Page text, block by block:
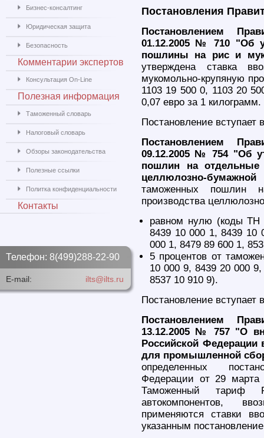
Постановления
Постановлением
01.12.2005 № 710 "Об
пошлины на рис и
утверждена ставка
мукомольно-крупяную
1103 19 500 0, 1103 20
0,07 евро за 1 килограмм.
Постановление вступает
Постановлением
09.12.2005 № 754 "Об
пошлин на отдельные
целлюлозно-бумажной
таможенных пошлин
производства
равном нулю (коды
8439 10 000 1, 8439 10
000 1, 8479 89 600 1,
5 процентов от
10 000 9, 8439 20 000
8537 10 910 9).
Постановление вступает
Постановлением
13.12.2005 № 757 "О
Российской Федерации
для промышленной
определенных
Федерации от 29
Таможенный тариф
автокомпонентов,
применяются ставки
указанным
Бизнес-консалтинг
Юридическая защита
Безопасность
Комментарии экспертов
Консультация On-Line
Полезная информация
Таможенный словарь
Налоговый словарь
Обзоры законодательства
Полезные ссылки
Политка конфиденциальности
Контакты
Телефон: 8(499)288-22-90
E-mail: ilts@ilts.ru